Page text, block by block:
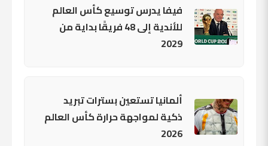
فيفا يدرس توسيع كأس العالم
للأندية إلى 48 فريقًا بداية من
2029
ألمانيا تستعين بسترات تبريد
ذكية لمواجهة حرارة كأس العالم
2026